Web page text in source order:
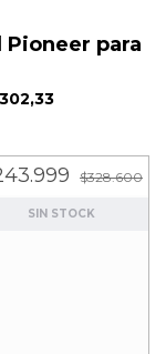
para
$328.600
SIN STOCK